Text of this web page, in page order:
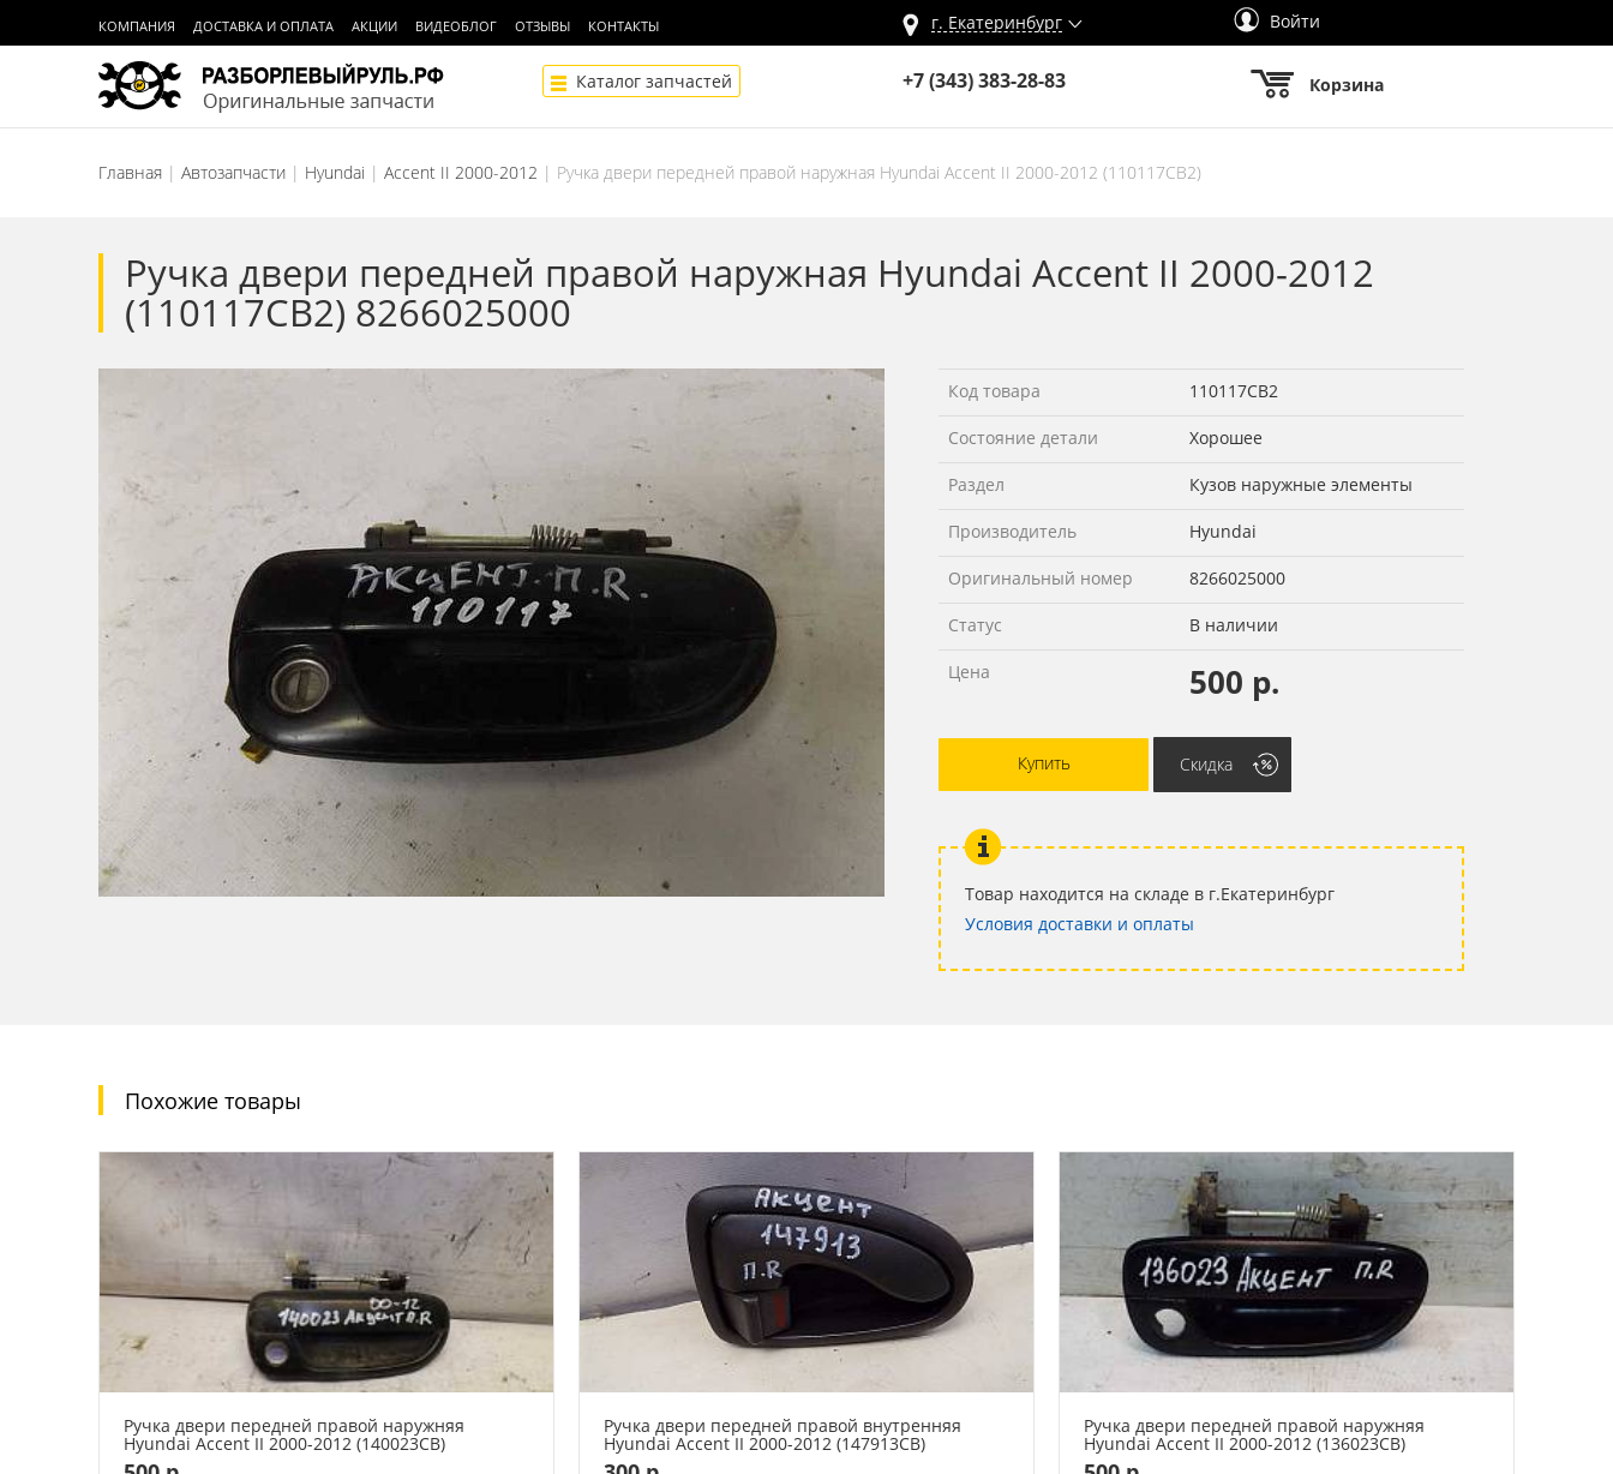
КОМПАНИЯ ДОСТАВКА И ОПЛАТА АКЦИИ ВИДЕОБЛОГ ОТЗЫВЫ КОНТАКТЫ г. Екатеринбург Войти
Каталог запчастей +7 (343) 383-28-83 Корзина
Главная Автозапчасти Hyundai Accent II 2000-2012 Ручка двери передней правой наружная Hyundai Accent II 2000-2012 (110117СВ2)
Ручка двери передней правой наружная Hyundai Accent II 2000-2012
(110117СВ2) 8266025000
Код товара 110117СВ2
Состояние детали Хорошее
Раздел Кузов наружные элементы
Производитель Hyundai
Оригинальный номер 8266025000
Статус В наличии
Цена 500 р.
Купить Скидка
Товар находится на складе в г.Екатеринбург
Условия доставки и оплаты
Похожие товары
Ручка двери передней правой наружняя
Hyundai Accent II 2000-2012 (140023СВ)
Ручка двери передней правой внутренняя
Hyundai Accent II 2000-2012 (147913СВ)
Ручка двери передней правой наружняя
Hyundai Accent II 2000-2012 (136023СВ)